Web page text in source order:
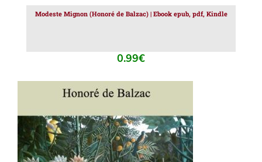
Modeste Mignon (Honoré de Balzac) | Ebook epub, pdf, Kindle
0.99€